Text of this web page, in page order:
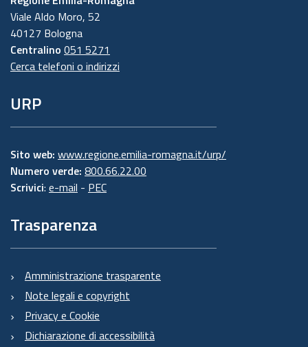
Viale Aldo Moro, 52
40127 Bologna
Centralino 051 5271
Cerca telefoni o indirizzi
URP
Sito web: www.regione.emilia-romagna.it/urp/
Numero verde: 800.66.22.00
Scrivici: e-mail - PEC
Trasparenza
Amministrazione trasparente
Note legali e copyright
Privacy e Cookie
Dichiarazione di accessibilità